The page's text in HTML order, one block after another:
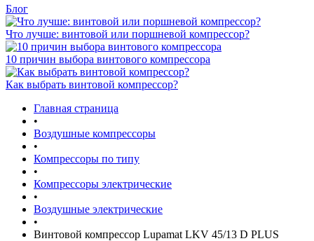
Блог
Что лучше: винтовой или поршневой компрессор?
10 причин выбора винтового компрессора
Как выбрать винтовой компрессор?
Главная страница
•
Воздушные компрессоры
•
Компрессоры по типу
•
Компрессоры электрические
•
Воздушные электрические
•
Винтовой компрессор Lupamat LKV 45/13 D PLUS